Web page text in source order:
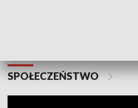
SPOŁECZEŃSTWO